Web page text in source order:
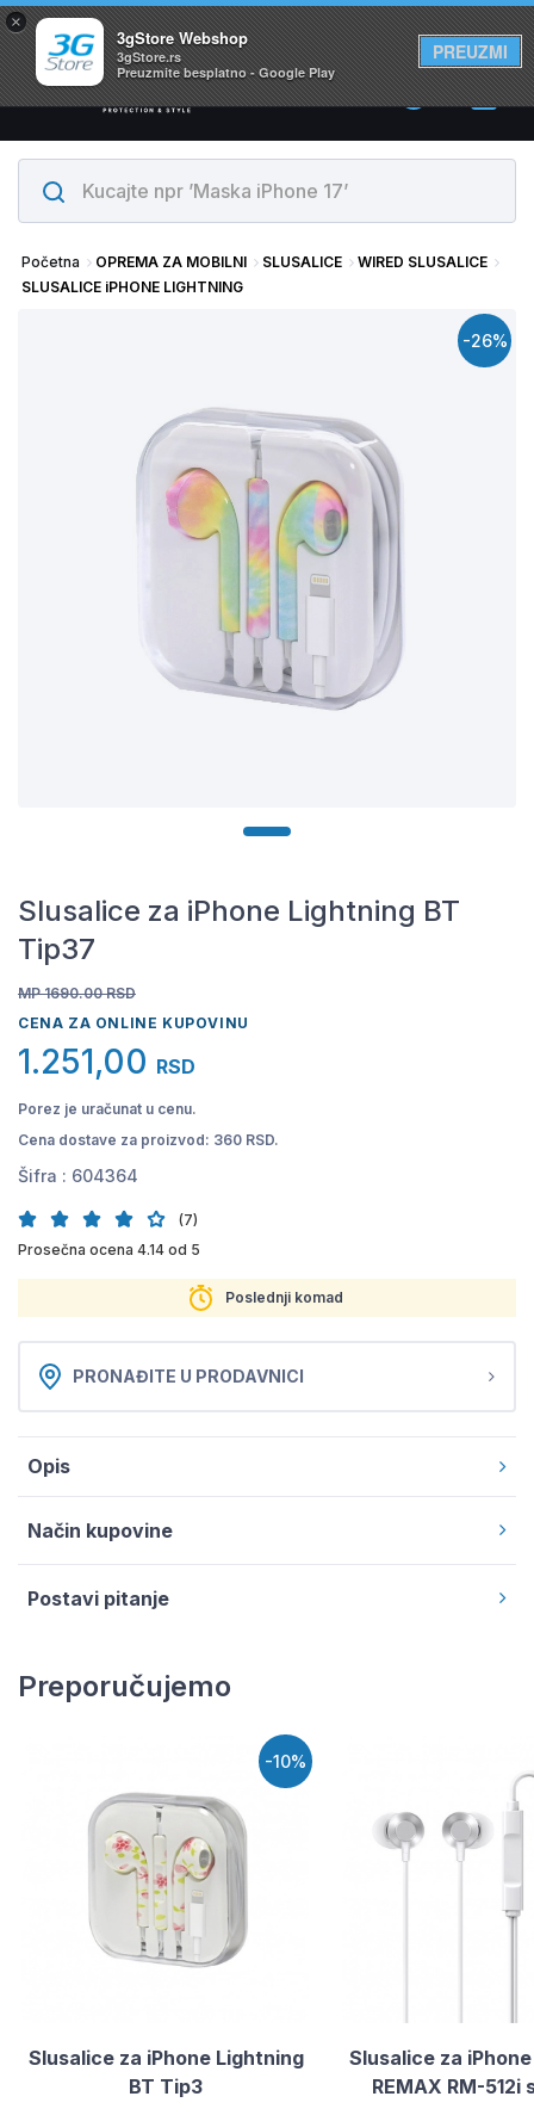
×
3gStore Webshop
3gStore.rs
Preuzmite besplatno - Google Play
PREUZMI
Svi proizvodi su na lageru. Slanje istog dana!
0
Početna OPREMA ZA MOBILNI SLUSALICE
WIRED SLUSALICE
SLUSALICE iPHONE LIGHTNING
-26%
Slusalice za iPhone Lightning BT
Tip37
MP 1690.00 RSD
CENA ZA ONLINE KUPOVINU
1.251,00 RSD
Porez je uračunat u cenu.
Cena dostave za proizvod: 360 RSD.
Šifra : 604364
(7)
Prosečna ocena 4.14 od 5
Poslednji komad
PRONAĐITE U PRODAVNICI
Opis
Način kupovine
Postavi pitanje
Preporučujemo
-10%
Slusalice za iPhone Lightning
BT Tip3
Slusalice za
REMAX RM-512i